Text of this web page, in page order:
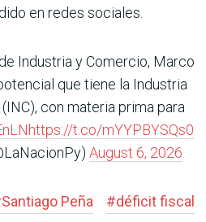
en redes sociales.
Industria y Comercio, Marco
que tiene la Industria
con materia prima para
https://t.co/mYYPBYSQs0
August 6, 2026
Santiago Peña #déficit fiscal